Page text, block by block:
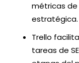
métricas de
estratégica.
Trello
tareas de